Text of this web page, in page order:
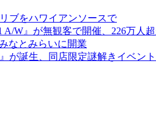
ブをハワイアンソースで
A/W』が無観客で開催、226万人
なとみらいに開業
が誕生、同店限定謎解きイベン